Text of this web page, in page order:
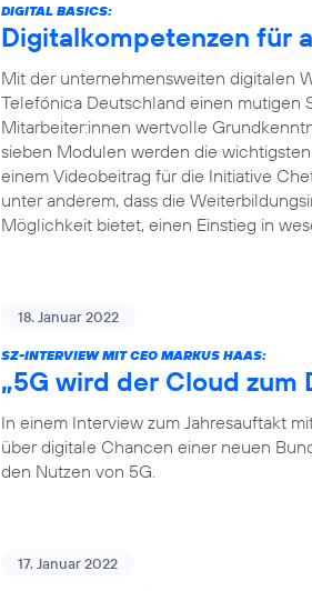
DIGITAL BASICS:
Digitalkompetenzen für
Mit der unternehmensweiten digitalen
Telefónica Deutschland einen mutigen
Mitarbeiter:innen wertvolle
sieben Modulen werden die
einem Videobeitrag für die Initiative
unter anderem, dass die
Möglichkeit bietet, einen Einstieg in
18. Januar 2022
SZ-INTERVIEW MIT CEO MARKUS HAAS:
„5G wird der Cloud
In einem Interview zum Jahresauftakt
über digitale Chancen einer neuen
den Nutzen von 5G.
17. Januar 2022